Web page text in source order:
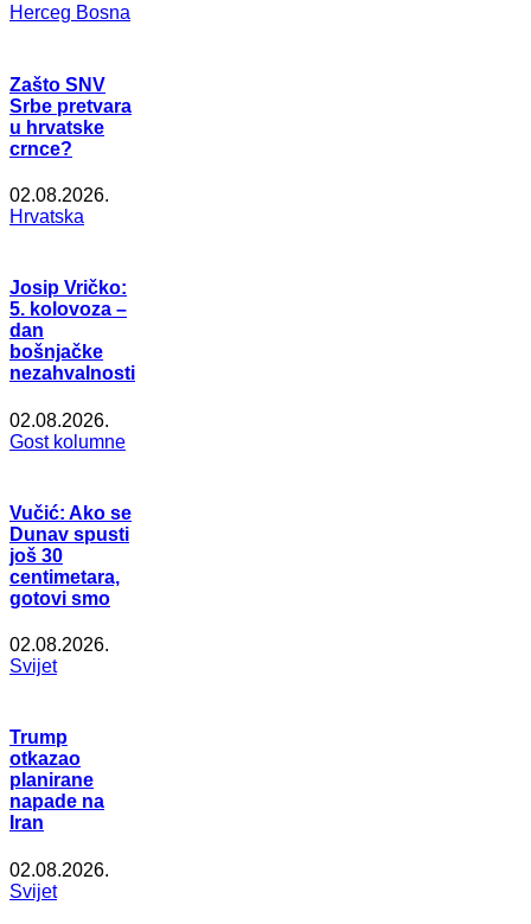
Herceg Bosna
Zašto SNV
Srbe pretvara
u hrvatske
crnce?
02.08.2026.
Hrvatska
Josip Vričko:
5. kolovoza –
dan
bošnjačke
nezahvalnosti
02.08.2026.
Gost kolumne
Vučić: Ako se
Dunav spusti
još 30
centimetara,
gotovi smo
02.08.2026.
Svijet
Trump
otkazao
planirane
napade na
Iran
02.08.2026.
Svijet